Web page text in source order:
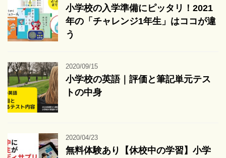
小学校の入学準備にピッタリ！2021
年の「チャレンジ1年生」はココが違
う
2020/09/15
小学校の英語｜評価と筆記単元テス
トの中身
2020/04/23
無料体験あり【休校中の学習】小学